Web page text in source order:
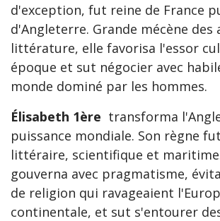
d'exception, fut reine de France
d'Angleterre. Grande mécène des
littérature, elle favorisa l'essor
époque et sut négocier avec
monde dominé par les hommes.
Élisabeth 1ère transforma
puissance mondiale. Son règne
littéraire, scientifique et
gouverna avec pragmatisme,
de religion qui ravageaient
continentale, et sut s'entourer